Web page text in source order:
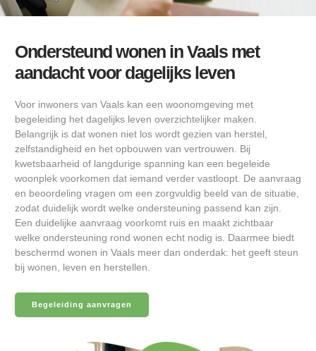
Ondersteund wonen in Vaals met
aandacht voor dagelijks leven
Voor inwoners van Vaals kan een woonomgeving met
begeleiding het dagelijks leven overzichtelijker maken.
Belangrijk is dat wonen niet los wordt gezien van herstel,
zelfstandigheid en het opbouwen van vertrouwen. Bij
kwetsbaarheid of langdurige spanning kan een begeleide
woonplek voorkomen dat iemand verder vastloopt. De aanvraag
en beoordeling vragen om een zorgvuldig beeld van de situatie,
zodat duidelijk wordt welke ondersteuning passend kan zijn.
Een duidelijke aanvraag voorkomt ruis en maakt zichtbaar
welke ondersteuning rond wonen echt nodig is. Daarmee biedt
beschermd wonen in Vaals meer dan onderdak: het geeft steun
bij wonen, leven en herstellen.
Begeleiding aanvragen